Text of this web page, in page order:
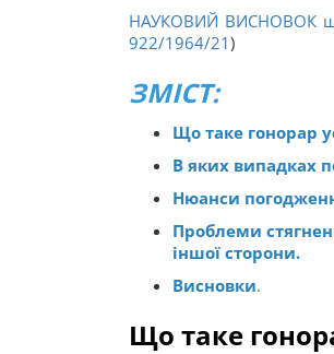
НАУКОВИЙ ВИСНОВОК
922/1964/21)
ЗМІСТ:
Що таке гонорар
В яких випадках
Нюанси
Проблеми
іншої сторони.
Висновки.
Що таке